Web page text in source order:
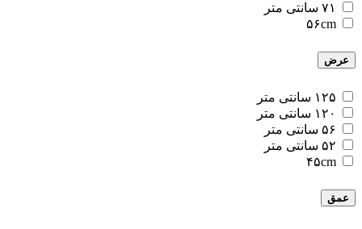
۷۱ سانتی متر
۵۶cm
عرض
۱۲۵ سانتی متر
۱۲۰ سانتی متر
۵۶ سانتی متر
۵۲ سانتی متر
۴۵cm
عمق